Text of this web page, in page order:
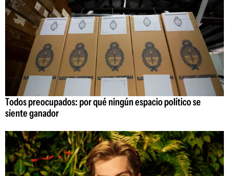
Todos preocupados: por qué ningún espacio político se
siente ganador